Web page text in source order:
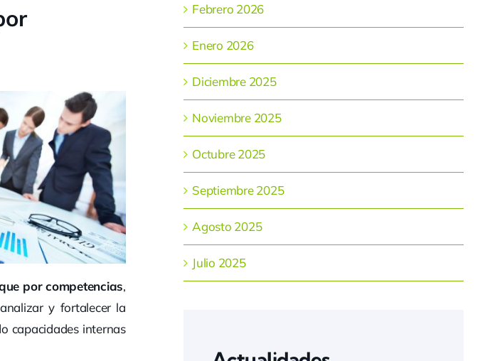
por competencias,
y fortalecer la
capacidades internas
Febrero 2026
Enero 2026
Diciembre 2025
Noviembre 2025
Octubre 2025
Septiembre 2025
Agosto 2025
Julio 2025